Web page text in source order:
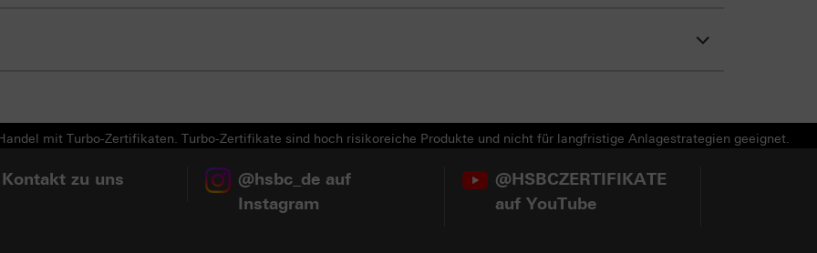
mit Turbo-Zertifikaten. Turbo-Zertifikate sind hoch risikoreiche Produkte und nicht für langfristige Anlagestrategien geeignet.
zu uns
@hsbc_de auf
Instagram
@HSBCZERTIFIKATE
auf YouTube